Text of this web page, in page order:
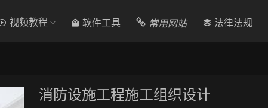
视频教程 软件工具 常用网站 法律法规
消防设施工程施工组织设计